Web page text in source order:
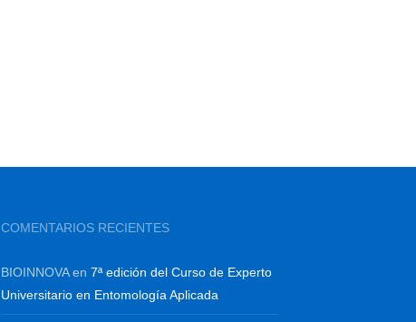
COMENTARIOS RECIENTES
BIOINNOVAen7ª edición del Curso de Experto
Universitario en Entomología Aplicada